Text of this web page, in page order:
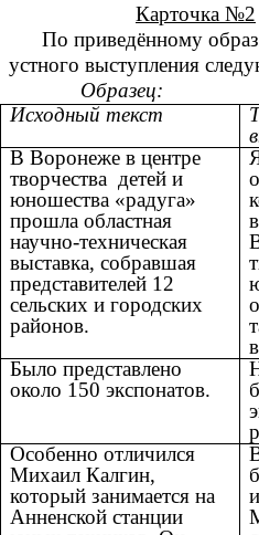
Карточка №2
По приведённому
устного выступления
Образец:
Исходный текст
В Воронеже в центре
творчества детей и
юношества «радуга»
прошла областная
научно-техническая
выставка, собравшая
представителей 12
сельских и городских
районов.
Было представлено
около 150 экспонатов.
Особенно отличился
Михаил Калгин,
который занимается на
Анненской станции